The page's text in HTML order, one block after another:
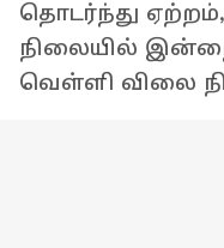
தொடர்ந்து
நிலையில்
வெள்ளி விலை